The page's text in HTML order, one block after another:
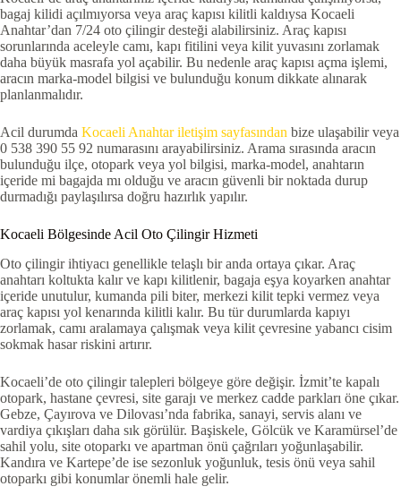
bagaj kilidi açılmıyorsa veya araç kapısı kilitli kaldıysa Kocaeli
Anahtar’dan 7/24 oto çilingir desteği alabilirsiniz. Araç kapısı
sorunlarında aceleyle camı, kapı fitilini veya kilit yuvasını zorlamak
daha büyük masrafa yol açabilir. Bu nedenle araç kapısı açma işlemi,
aracın marka-model bilgisi ve bulunduğu konum dikkate alınarak
planlanmalıdır.
Acil durumda Kocaeli Anahtar iletişim sayfasından bize ulaşabilir veya
0 538 390 55 92 numarasını arayabilirsiniz. Arama sırasında aracın
bulunduğu ilçe, otopark veya yol bilgisi, marka-model, anahtarın
içeride mi bagajda mı olduğu ve aracın güvenli bir noktada durup
durmadığı paylaşılırsa doğru hazırlık yapılır.
Kocaeli Bölgesinde Acil Oto Çilingir Hizmeti
Oto çilingir ihtiyacı genellikle telaşlı bir anda ortaya çıkar. Araç
anahtarı koltukta kalır ve kapı kilitlenir, bagaja eşya koyarken anahtar
içeride unutulur, kumanda pili biter, merkezi kilit tepki vermez veya
araç kapısı yol kenarında kilitli kalır. Bu tür durumlarda kapıyı
zorlamak, camı aralamaya çalışmak veya kilit çevresine yabancı cisim
sokmak hasar riskini artırır.
Kocaeli’de oto çilingir talepleri bölgeye göre değişir. İzmit’te kapalı
otopark, hastane çevresi, site garajı ve merkez cadde parkları öne çıkar.
Gebze, Çayırova ve Dilovası’nda fabrika, sanayi, servis alanı ve
vardiya çıkışları daha sık görülür. Başiskele, Gölcük ve Karamürsel’de
sahil yolu, site otoparkı ve apartman önü çağrıları yoğunlaşabilir.
Kandıra ve Kartepe’de ise sezonluk yoğunluk, tesis önü veya sahil
otoparkı gibi konumlar önemli hale gelir.